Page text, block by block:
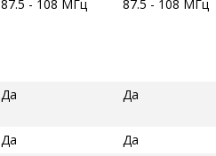
87.5 - 108 МГц 87.5 - 108 МГц
Да Да
Да
Да